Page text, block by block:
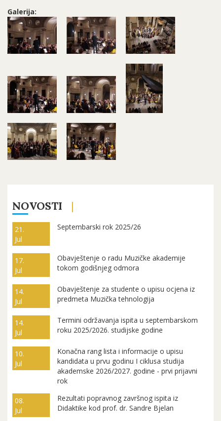
Galerija:
NOVOSTI
21.
Jul
Septembarski rok 2025/26
17.
Jul
Obavještenje o radu Muzičke akademije
tokom godišnjeg odmora
14.
Jul
Obavještenje za studente o upisu ocjena iz
predmeta Muzička tehnologija
14.
Jul
Termini održavanja ispita u septembarskom
roku 2025/2026. studijske godine
10.
Jul
Konačna rang lista i informacije o upisu
kandidata u prvu godinu I ciklusa studija
akademske 2026/2027. godine - prvi prijavni
rok
08.
Jul
Rezultati popravnog završnog ispita iz
Didaktike kod prof. dr. Sandre Bjelan